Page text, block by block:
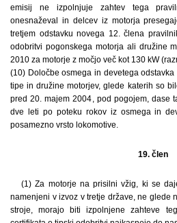
emisij ne izpolnjuje zahtev tega
onesnaževal in delcev iz motorja
tretjem odstavku novega 12. člena
odobritvi pogonskega motorja ali družine
2010 za motorje z močjo več kot 130 kW
(10) Določbe osmega in devetega
tipe in družine motorjev, glede katerih so
pred 20. majem 2004, pod pogojem, dase
dve leti po poteku rokov iz osmega in
posamezno vrsto lokomotive.
19. člen
(1) Za motorje na prisilni vžig, ki se
namenjeni v izvoz v tretje države, ne glede
stroje, morajo biti izpolnjene zahteve